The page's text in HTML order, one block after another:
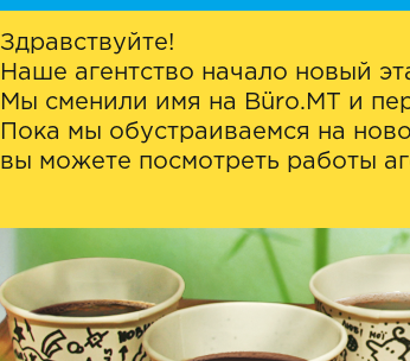
Здравствуйте!
Наше агентство начало новый
Мы сменили имя на Büro.MT и
Пока мы обустраиваемся на
вы можете посмотреть работы